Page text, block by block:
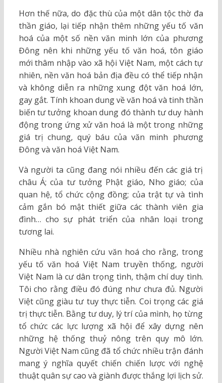
Hơn thế nữa, do đặc thù của một dân tộc thờ đa
thần giáo, lại tiếp nhận thêm những yếu tố văn
hoá của một số nền văn minh lớn của phương
Đông nên khi những yếu tố văn hoá, tôn giáo
mới thâm nhập vào xã hội Việt Nam, một cách tự
nhiên, nền văn hoá bản địa đều có thể tiếp nhận
và không diễn ra những xung đột văn hoá lớn,
gay gắt. Tính khoan dung về văn hoá và tinh thần
biến tư tưởng khoan dung đó thành tư duy hành
động trong ứng xử văn hoá là một trong những
giá trị chung, quý báu của văn minh phương
Đông và văn hoá Việt Nam.
Và người ta cũng đang nói nhiều đến các giá trị
châu Á; của tư tưởng Phật giáo, Nho giáo; của
quan hệ, tổ chức cộng đồng; của trật tự và tình
cảm gắn bó mật thiết giữa các thành viên gia
đình… cho sự phát triển của nhân loại trong
tương lai.
Nhiều nhà nghiên cứu văn hoá cho rằng, trong
yếu tố văn hoá Việt Nam truyền thống, người
Việt Nam là cư dân trọng tình, thậm chí duy tình.
Tôi cho rằng điều đó đúng như chưa đủ. Người
Việt cũng giàu tư tuy thực tiễn. Coi trọng các giá
trị thực tiễn. Bằng tư duy, lý trí của mình, họ từng
tổ chức các lực lượng xã hội để xây dựng nên
những hệ thống thuỷ nông trên quy mô lớn.
Người Việt Nam cũng đã tổ chức nhiều trận đánh
mang ý nghĩa quyết chiến chiến lược với nghệ
thuật quân sự cao và giành được thắng lợi lịch sử.